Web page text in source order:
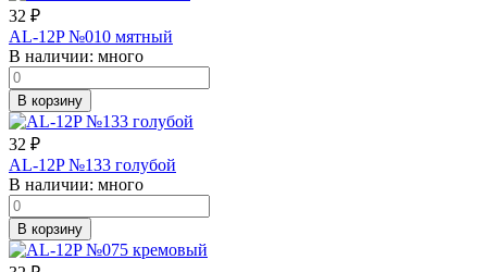
32 ₽
AL-12P №010 мятный
В наличии: много
В корзину
32 ₽
AL-12P №133 голубой
В наличии: много
В корзину